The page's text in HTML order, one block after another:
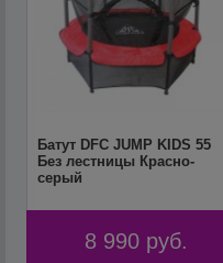
Батут DFC JUMP KIDS 55
Без лестницы Красно-
серый
8 990 руб.